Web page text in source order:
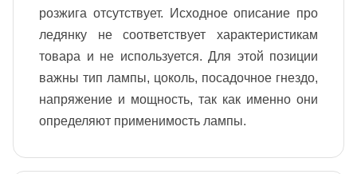
розжига отсутствует. Исходное описание про
ледянку не соответствует характеристикам
товара и не используется. Для этой позиции
важны тип лампы, цоколь, посадочное гнездо,
напряжение и мощность, так как именно они
определяют применимость лампы.